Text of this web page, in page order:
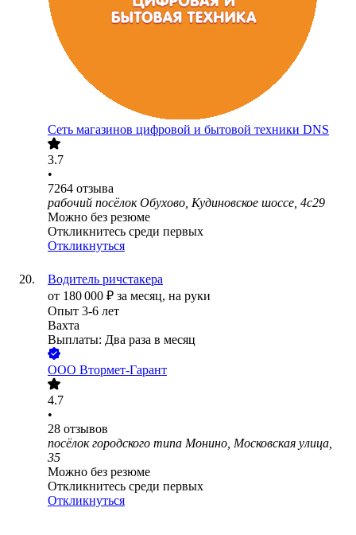
Сеть магазинов цифровой и бытовой техники DNS
3.7
•
7264 отзыва
рабочий посёлок Обухово, Кудиновское шоссе, 4с29
Можно без резюме
Откликнитесь среди первых
Откликнуться
Водитель ричстакера
от 180 000 ₽ за месяц, на руки
Опыт 3-6 лет
Вахта
Выплаты: Два раза в месяц
ООО Втормет-Гарант
4.7
•
28 отзывов
посёлок городского типа Монино, Московская улица,
35
Можно без резюме
Откликнитесь среди первых
Откликнуться